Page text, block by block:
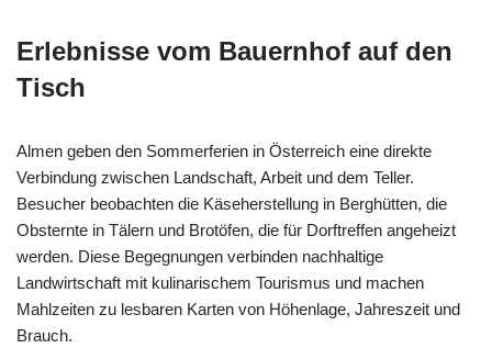
Erlebnisse vom Bauernhof auf den
Tisch
Almen geben den Sommerferien in Österreich eine direkte
Verbindung zwischen Landschaft, Arbeit und dem Teller.
Besucher beobachten die Käseherstellung in Berghütten, die
Obsternte in Tälern und Brotöfen, die für Dorftreffen angeheizt
werden. Diese Begegnungen verbinden nachhaltige
Landwirtschaft mit kulinarischem Tourismus und machen
Mahlzeiten zu lesbaren Karten von Höhenlage, Jahreszeit und
Brauch.